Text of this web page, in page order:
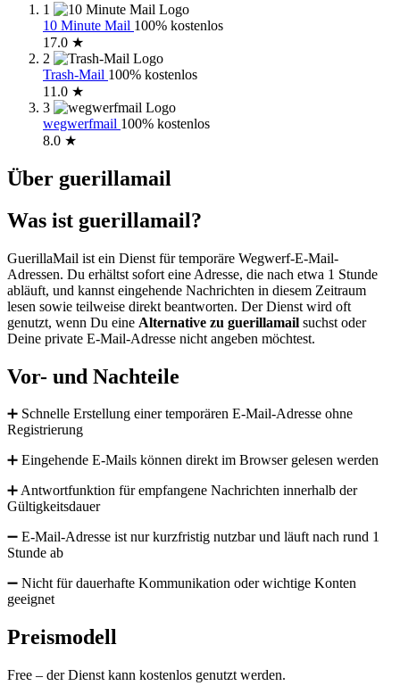
1
10 Minute Mail 100% kostenlos
17.0 ★
2
Trash-Mail 100% kostenlos
11.0 ★
3
wegwerfmail 100% kostenlos
8.0 ★
Über guerillamail
Was ist guerillamail?
GuerillaMail ist ein Dienst für temporäre Wegwerf-E-Mail-
Adressen. Du erhältst sofort eine Adresse, die nach etwa 1 Stunde
abläuft, und kannst eingehende Nachrichten in diesem Zeitraum
lesen sowie teilweise direkt beantworten. Der Dienst wird oft
genutzt, wenn Du eine Alternative zu guerillamail suchst oder
Deine private E-Mail-Adresse nicht angeben möchtest.
Vor- und Nachteile
➕ Schnelle Erstellung einer temporären E-Mail-Adresse ohne
Registrierung
➕ Eingehende E-Mails können direkt im Browser gelesen werden
➕ Antwortfunktion für empfangene Nachrichten innerhalb der
Gültigkeitsdauer
➖ E-Mail-Adresse ist nur kurzfristig nutzbar und läuft nach rund 1
Stunde ab
➖ Nicht für dauerhafte Kommunikation oder wichtige Konten
geeignet
Preismodell
Free – der Dienst kann kostenlos genutzt werden.